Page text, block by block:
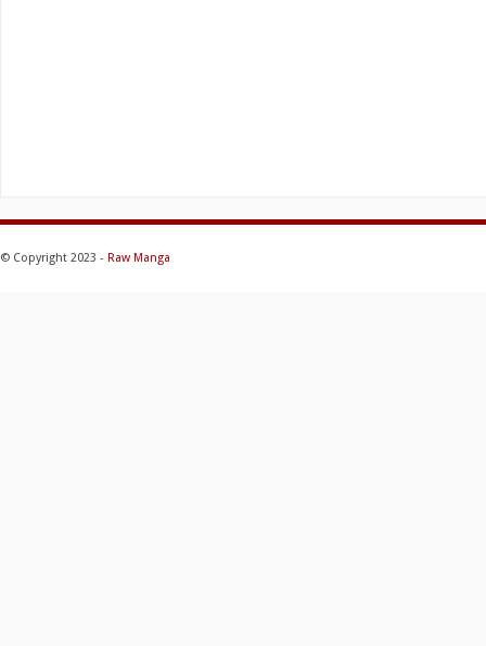
© Copyright 2023 - Raw Manga